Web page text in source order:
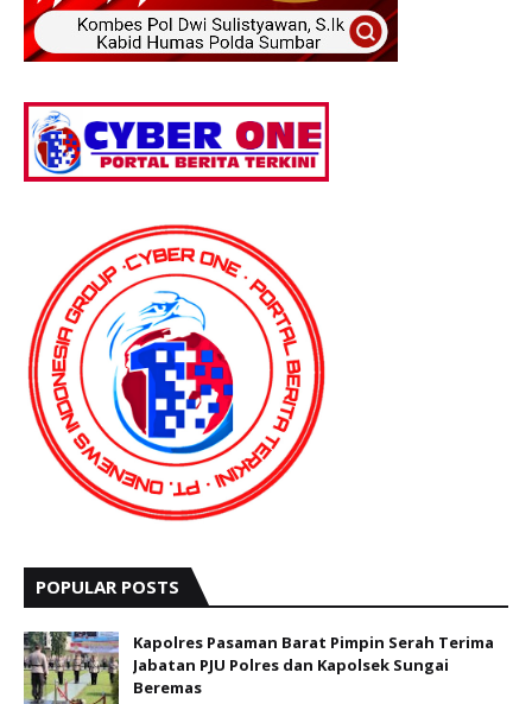
POPULAR POSTS
Kapolres Pasaman Barat Pimpin Serah Terima
Jabatan PJU Polres dan Kapolsek Sungai
Beremas